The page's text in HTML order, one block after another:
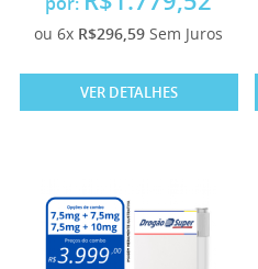
ou 6x R$296,59 Sem Juros
VER DETALHES